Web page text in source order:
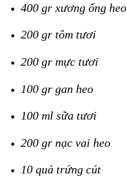
400 gr xương ống heo
200 gr tôm tươi
200 gr mực tươi
100 gr gan heo
100 ml sữa tươi
200 gr nạc vai heo
10 quả trứng cút